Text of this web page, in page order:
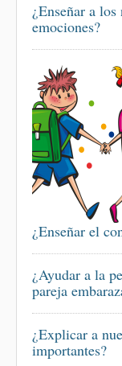
¿Enseñar a
emociones?
¿Enseñar el
¿Ayudar a la
pareja
¿Explicar a
importantes?